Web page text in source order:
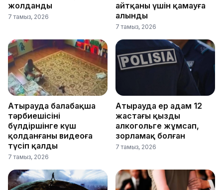
жолданды
7 тамыз, 2026
айтқаны үшін қамауға
алынды
7 тамыз, 2026
Атырауда балабақша
тәрбиешісінің
бүлдіршінге күш
қолданғаны видеоға
түсіп қалды
7 тамыз, 2026
Атырауда ер адам 12
жастағы қызды
алкогольге жұмсап,
зорламақ болған
7 тамыз, 2026